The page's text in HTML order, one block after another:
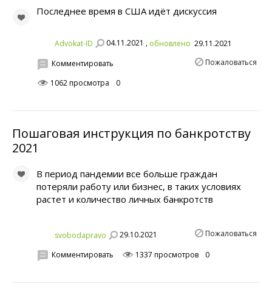
Последнее время в США идёт дискуссия
Advokat-ID 04.11.2021 , обновлено 29.11.2021
Пожаловаться
Комментировать
1062 просмотра
0
Пошаговая инструкция по банкротству
2021
В период пандемии все больше граждан
потеряли работу или бизнес, в таких условиях
растет и количество личных банкротств
svobodapravo 29.10.2021 Пожаловаться
Комментировать 1337 просмотров 0